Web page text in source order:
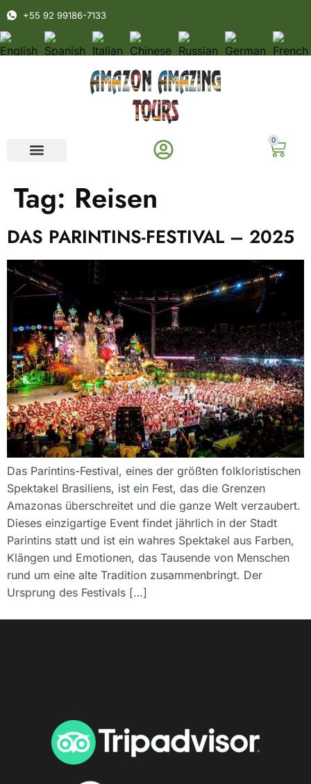
+55 92 99186-7133
0
Tag: Reisen
DAS PARINTINS-FESTIVAL – 2025
Das Parintins-Festival, eines der größten folkloristischen
Spektakel Brasiliens, ist ein Fest, das die Grenzen
Amazonas überschreitet und die ganze Welt verzaubert.
Dieses einzigartige Event findet jährlich in der Stadt
Parintins statt und ist ein wahres Spektakel aus Farben,
Klängen und Emotionen, das Tausende von Menschen
rund um eine alte Tradition zusammenbringt. Der
Ursprung des Festivals […]